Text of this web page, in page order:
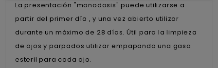
La presentación "monodosis" puede utilizarse a
partir del primer día , y una vez abierto utilizar
durante un máximo de 28 días. Útil para la limpieza
de ojos y parpados utilizar empapando una gasa
esteril para cada ojo.